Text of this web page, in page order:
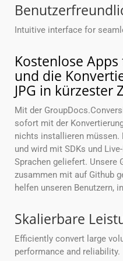
Intuitive interface for
Kostenlose
und die
JPG in kürzester
Mit der
sofort mit der
nichts installieren
und wird mit SDKs und
Sprachen geliefert. Unsere
zusammen mit auf Github
helfen unseren Benutzern,
Skalierbare
Efficiently convert large
performance and reliability.